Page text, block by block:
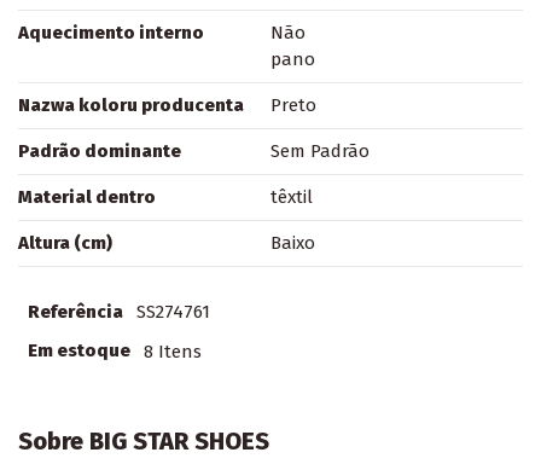
Aquecimento interno
Não
pano
Nazwa koloru producenta Preto
Padrão dominante Sem Padrão
Material dentro têxtil
Altura (cm) Baixo
Referência
SS274761
Em estoque
8 Itens
Sobre BIG STAR SHOES